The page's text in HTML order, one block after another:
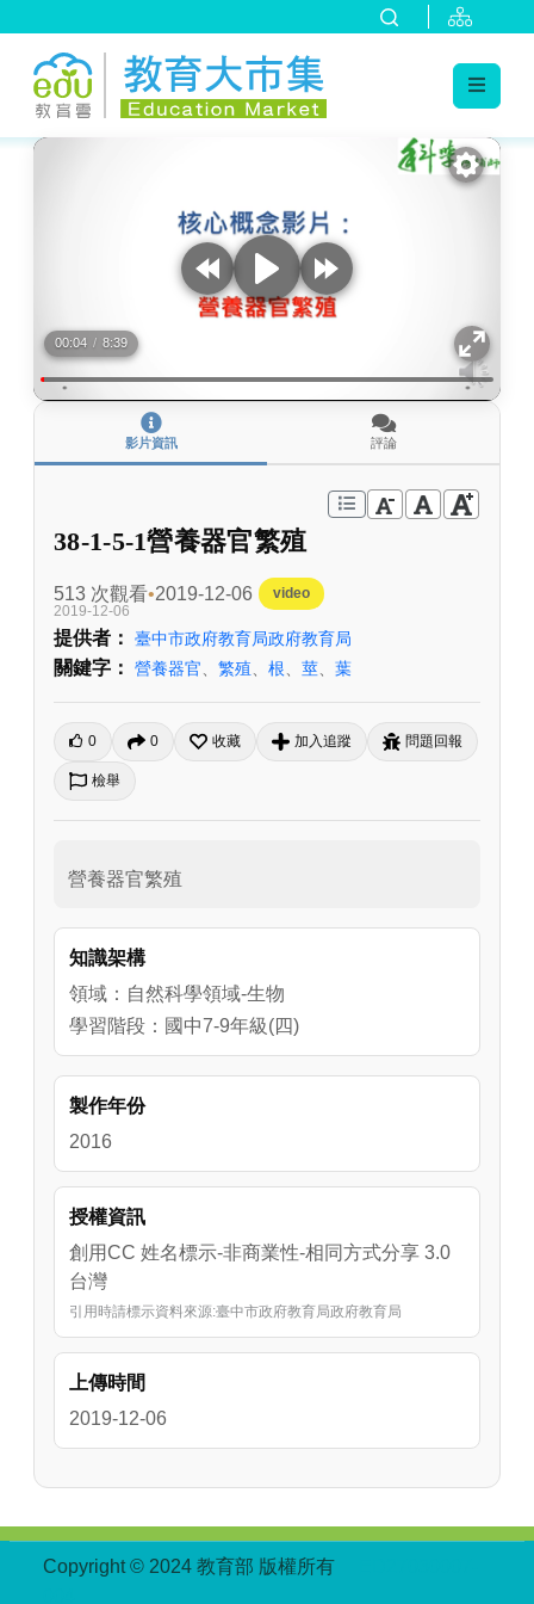
:::
00:04 / 8:39
影片資訊 評論
38-1-5-1營養器官繁殖
513 次觀看 2019-12-06
video
2019-12-06
提供者： 臺中市政府教育局政府教育局
關鍵字： 營養器官 繁殖 根 莖 葉
0 0 收藏 加入追蹤 問題回報
檢舉
營養器官繁殖
知識架構
領域：自然科學領域-生物
學習階段：國中7-9年級(四)
製作年份
2016
授權資訊
創用CC 姓名標示-非商業性-相同方式分享 3.0
台灣
引用時請標示資料來源:臺中市政府教育局政府教育局
上傳時間
2019-12-06
Copyright © 2024 教育部 版權所有